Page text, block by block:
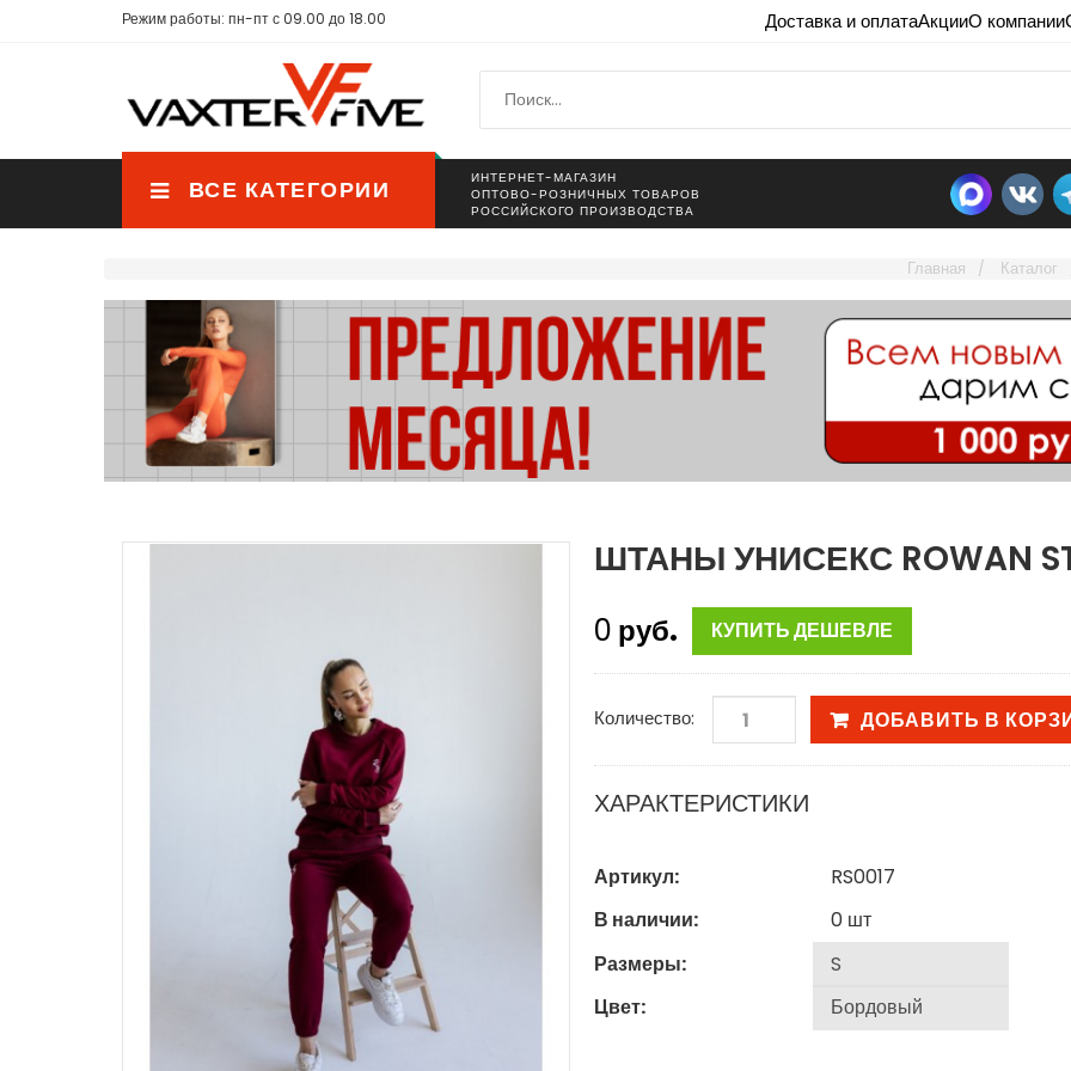
Режим работы: пн-пт с 09.00 до 18.00 Доставка и оплатаАкцииО компании
ВСЕ КАТЕГОРИИ
ИНТЕРНЕТ-МАГАЗИН
ОПТОВО-РОЗНИЧНЫХ ТОВАРОВ
РОССИЙСКОГО ПРОИЗВОДСТВА
Главная Каталог
ШТАНЫ УНИСЕКС ROWAN
0 руб. КУПИТЬ ДЕШЕВЛЕ
Количество: ДОБАВИТЬ В
ХАРАКТЕРИСТИКИ
Артикул:
RS0017
В наличии:
0шт
Размеры:
Цвет: